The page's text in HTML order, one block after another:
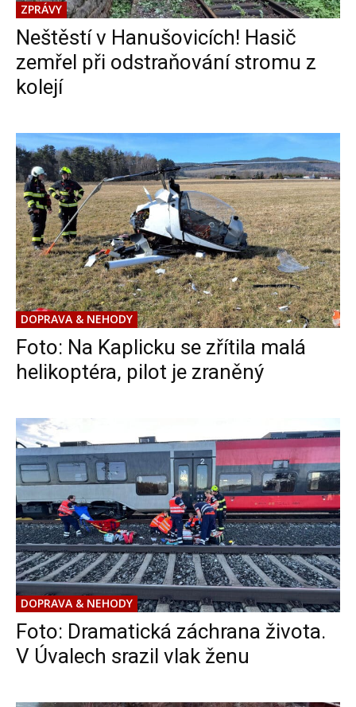
ZPRÁVY
Neštěstí v Hanušovicích! Hasič
zemřel při odstraňování stromu z
kolejí
DOPRAVA & NEHODY
Foto: Na Kaplicku se zřítila malá
helikoptéra, pilot je zraněný
DOPRAVA & NEHODY
Foto: Dramatická záchrana života.
V Úvalech srazil vlak ženu